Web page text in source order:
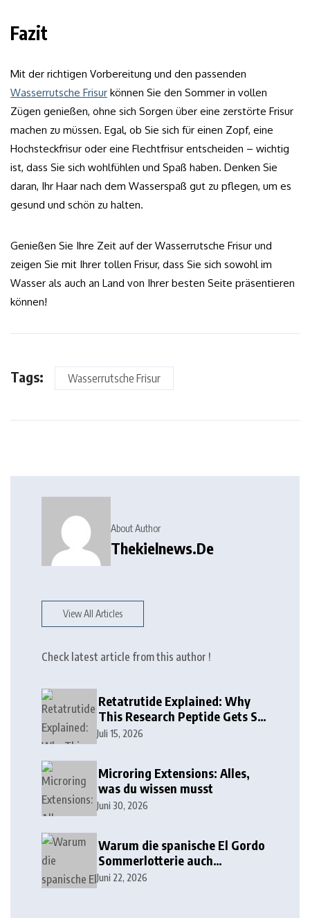
Fazit
Mit der richtigen Vorbereitung und den passenden
Wasserrutsche Frisur können Sie den Sommer in vollen
Zügen genießen, ohne sich Sorgen über eine zerstörte Frisur
machen zu müssen. Egal, ob Sie sich für einen Zopf, eine
Hochsteckfrisur oder eine Flechtfrisur entscheiden – wichtig
ist, dass Sie sich wohlfühlen und Spaß haben. Denken Sie
daran, Ihr Haar nach dem Wasserspaß gut zu pflegen, um es
gesund und schön zu halten.
Genießen Sie Ihre Zeit auf der Wasserrutsche Frisur und
zeigen Sie mit Ihrer tollen Frisur, dass Sie sich sowohl im
Wasser als auch an Land von Ihrer besten Seite präsentieren
können!
Tags: Wasserrutsche Frisur
About Author
Thekielnews.de
View All Articles
Check latest article from this author !
Retatrutide Explained: Why
This Research Peptide Gets So
Much Attention
Juli 15, 2026
Microring Extensions: Alles,
was du wissen musst
Juni 30, 2026
Warum die spanische El Gordo
Sommerlotterie auch
Lottoland erobert
Juni 22, 2026